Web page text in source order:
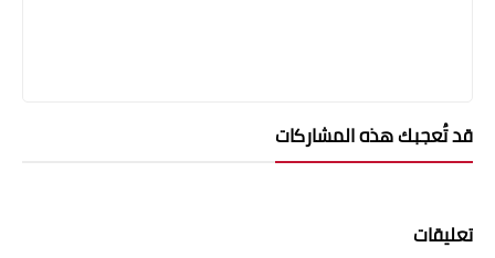
قد تُعجبك هذه المشاركات
تعليقات